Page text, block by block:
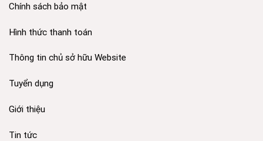
Chính sách bảo mật
Hình thức thanh toán
Thông tin chủ sở hữu Website
Tuyển dụng
Giới thiệu
Tin tức